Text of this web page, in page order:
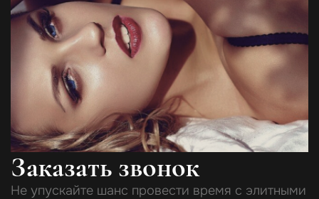
Заказать звонок
Не упускайте шанс провести время с элитными